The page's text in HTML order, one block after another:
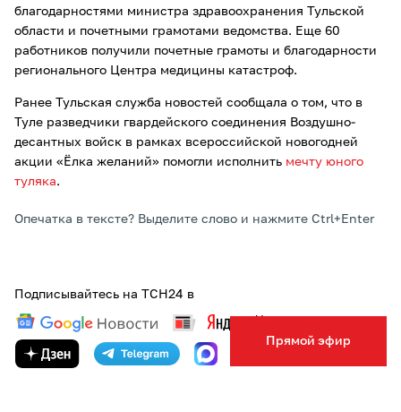
Прямой эфир
благодарностями министра здравоохранения Тульской
области и почетными грамотами ведомства. Еще 60
работников получили почетные грамоты и благодарности
регионального Центра медицины катастроф.
Ранее Тульская служба новостей сообщала о том, что в
Туле разведчики гвардейского соединения Воздушно-
десантных войск в рамках всероссийской новогодней
акции «Ёлка желаний» помогли исполнить мечту юного
туляка.
Опечатка в тексте? Выделите слово и нажмите Ctrl+Enter
Подписывайтесь на ТСН24 в